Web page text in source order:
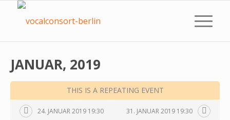
JANUAR, 2019
THIS IS A REPEATING EVENT
24. JANUAR 2019 19:30 31. JANUAR 2019 19:30